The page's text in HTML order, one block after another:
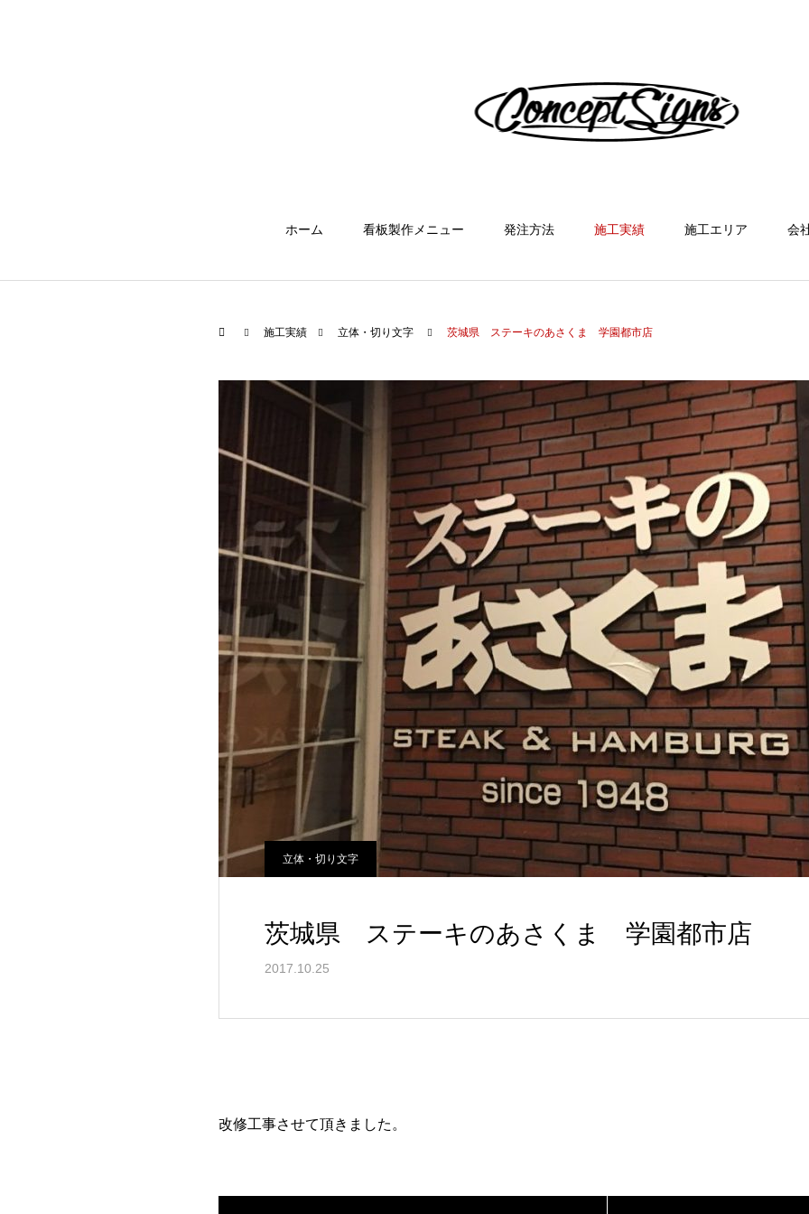
ホーム 看板製作メニュー 発注方法 施工実績 施工エリア 会
施工実績 立体・切り文字 茨城県 ステーキのあさくま 学園都市店
立体・切り文字
茨城県 ステーキのあさくま 学園都市店
2017.10.25
改修工事させて頂きました。